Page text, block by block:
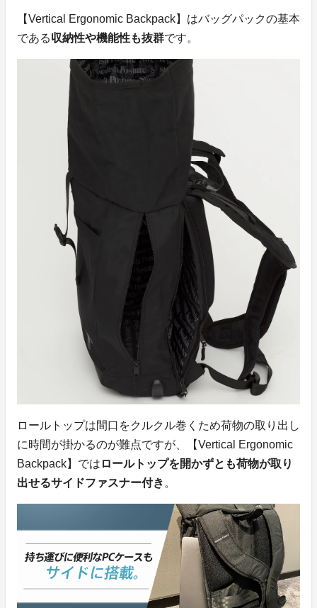
【Vertical Ergonomic Backpack】はバッグパックの基本
である収納性や機能性も抜群です。
ロールトップは間口をクルクル巻くため荷物の取り出し
に時間が掛かるのが難点ですが、【Vertical Ergonomic
Backpack】では ロールトップを開かずとも荷物が取り
出せるサイドファスナー付き 。